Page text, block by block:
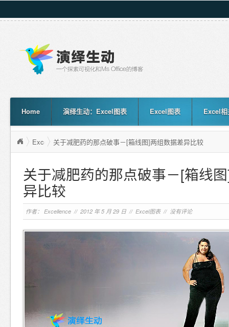
Home 演绎生动：Excel图表 Excel图表 Excel相
Excel图表
<
关于减肥药的那点破事－[箱线图]两组数据差异比较
关于减肥药的那点破事－[箱线
异比较
作者： Excellence // 2012 年 5 月 29 日 // Excel图表// 没有评论